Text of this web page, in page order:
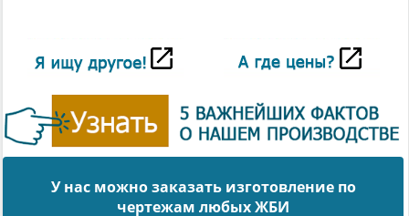
У нас можно заказать изготовление по
чертежам любых ЖБИ